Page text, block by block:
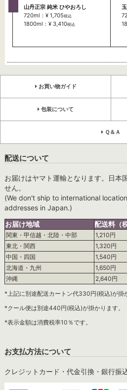
山丹正宗 純米 ひやおろし
720ml：¥ 1,705税込
1800ml：¥ 3,410税込
お買い物ガイド
包装について
Ｑ＆Ａ
配送について
お届けはヤマト運輸となります。日本
せん。
(We don't ship to international
addresses in Japan.)
お届け地域
配送料（
関東・甲信越・北陸・中部
1,210円
東北・関西
1,320円
中国・四国
1,540円
北海道・九州
1,650円
沖縄
2,640円
*上記に別途配送カートン代330円(税込)が掛
*クール便は別途440円(税込)が掛かります。
*表示金額は消費税率10％です。
お支払方法について
クレジットカード・代金引換・銀行振